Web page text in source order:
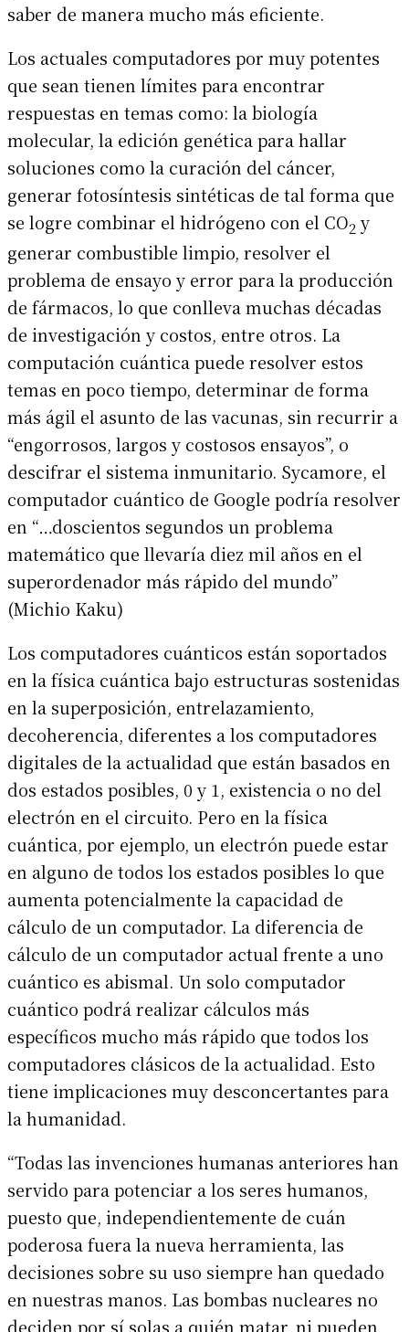
saber de manera mucho más eficiente.
Los actuales computadores por muy potentes
que sean tienen límites para encontrar
respuestas en temas como: la biología
molecular, la edición genética para hallar
soluciones como la curación del cáncer,
generar fotosíntesis sintéticas de tal forma que
se logre combinar el hidrógeno con el CO2 y
generar combustible limpio, resolver el
problema de ensayo y error para la producción
de fármacos, lo que conlleva muchas décadas
de investigación y costos, entre otros. La
computación cuántica puede resolver estos
temas en poco tiempo, determinar de forma
más ágil el asunto de las vacunas, sin recurrir a
“engorrosos, largos y costosos ensayos”, o
descifrar el sistema inmunitario. Sycamore, el
computador cuántico de Google podría resolver
en “…doscientos segundos un problema
matemático que llevaría diez mil años en el
superordenador más rápido del mundo”
(Michio Kaku)
Los computadores cuánticos están soportados
en la física cuántica bajo estructuras sostenidas
en la superposición, entrelazamiento,
decoherencia, diferentes a los computadores
digitales de la actualidad que están basados en
dos estados posibles, 0 y 1, existencia o no del
electrón en el circuito. Pero en la física
cuántica, por ejemplo, un electrón puede estar
en alguno de todos los estados posibles lo que
aumenta potencialmente la capacidad de
cálculo de un computador. La diferencia de
cálculo de un computador actual frente a uno
cuántico es abismal. Un solo computador
cuántico podrá realizar cálculos más
específicos mucho más rápido que todos los
computadores clásicos de la actualidad. Esto
tiene implicaciones muy desconcertantes para
la humanidad.
“Todas las invenciones humanas anteriores han
servido para potenciar a los seres humanos,
puesto que, independientemente de cuán
poderosa fuera la nueva herramienta, las
decisiones sobre su uso siempre han quedado
en nuestras manos. Las bombas nucleares no
deciden por sí solas a quién matar, ni pueden